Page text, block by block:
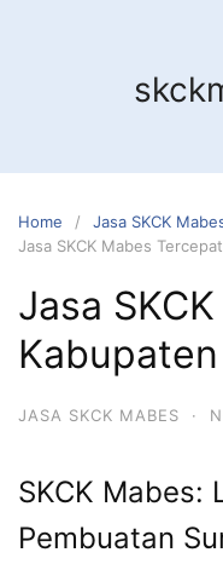
Home
Jasa SKCK
Jasa SKCK Mabes
Jasa
JASA SKCK MABES ·
SKCK Mabes:
Pembuatan